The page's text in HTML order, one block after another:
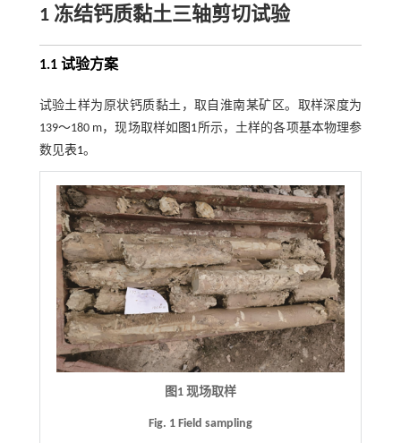
1 冻结钙质黏土三轴剪切试验
1.1 试验方案
试验土样为原状钙质黏土，取自淮南某矿区。取样深度为
139～180 m，现场取样如 图1所示，土样的各项基本物理参
数见表1。
图1 现场取样
Fig. 1 Field sampling